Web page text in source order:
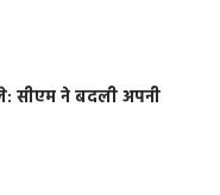
ने बदली अपनी